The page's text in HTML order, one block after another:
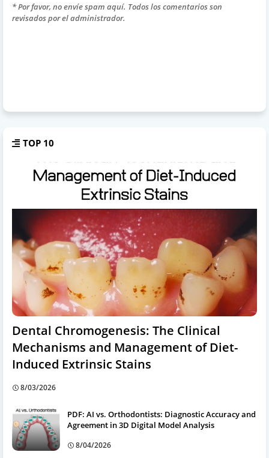
* Por favor, no envíe spam aquí. Todos los comentarios son
revisados por el administrador.
TOP 10
Dental Chromogenesis: The Clinical
Mechanisms and Management of Diet-
Induced Extrinsic Stains
8/03/2026
PDF: AI vs. Orthodontists: Diagnostic Accuracy and
Agreement in 3D Digital Model Analysis
8/04/2026